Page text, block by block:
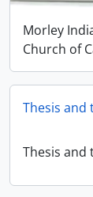
Morley
Church of
Thesis and
Thesis and